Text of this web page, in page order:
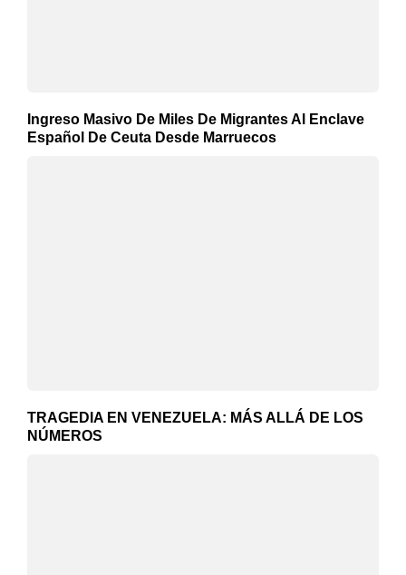
Ingreso Masivo De Miles De Migrantes Al Enclave
Español De Ceuta Desde Marruecos
TRAGEDIA EN VENEZUELA: MÁS ALLÁ DE LOS
NÚMEROS